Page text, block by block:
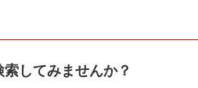
索してみませんか？